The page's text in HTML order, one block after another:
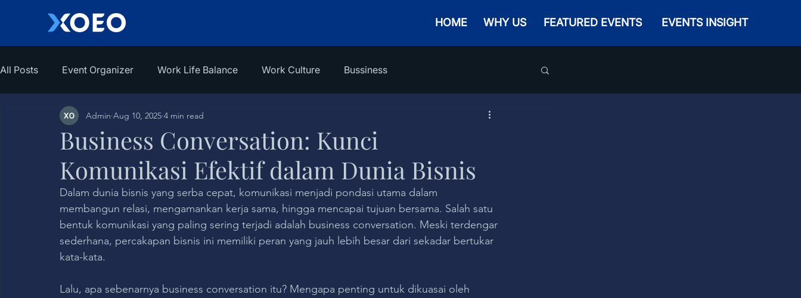
HOME WHY US FEATURED EVENTS EVENTS INSIGHT
All Posts Event Organizer Work Life Balance Work Culture Bussiness
Business Conversation: Kunci
Komunikasi Efektif dalam Dunia Bisnis
Admin Aug 10, 2025 4 min read
Dalam dunia bisnis yang serba cepat, komunikasi menjadi pondasi utama dalam
membangun relasi, mengamankan kerja sama, hingga mencapai tujuan bersama. Salah satu
bentuk komunikasi yang paling sering terjadi adalah business conversation. Meski terdengar
sederhana, percakapan bisnis ini memiliki peran yang jauh lebih besar dari sekadar bertukar
kata-kata.
Lalu, apa sebenarnya business conversation itu? Mengapa penting untuk dikuasai oleh